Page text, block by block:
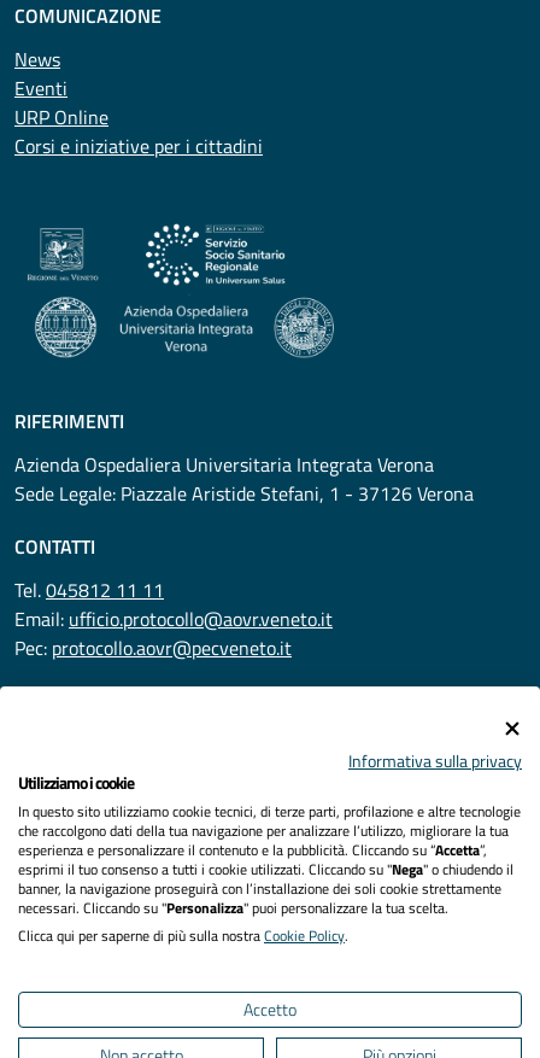
COMUNICAZIONE
News
Eventi
URP Online
Corsi e iniziative per i cittadini
RIFERIMENTI
Azienda Ospedaliera Universitaria Integrata Verona
Sede Legale: Piazzale Aristide Stefani, 1 - 37126 Verona
CONTATTI
Tel.045812 11 11
Email: ufficio.protocollo@aovr.veneto.it
Pec: protocollo.aovr@pecveneto.it
Privacy
Accessibilità
Note legali
Informativa sulla privacy
Utilizziamo i cookie
In questo sito utilizziamo cookie tecnici, di terze parti, profilazione e altre tecnologie
che raccolgono dati della tua navigazione per analizzare l’utilizzo, migliorare la tua
esperienza e personalizzare il contenuto e la pubblicità. Cliccando su “Accetta”,
esprimi il tuo consenso a tutti i cookie utilizzati. Cliccando su "Nega" o chiudendo il
banner, la navigazione proseguirà con l’installazione dei soli cookie strettamente
necessari. Cliccando su "Personalizza" puoi personalizzare la tua scelta.
Clicca qui per saperne di più sulla nostraCookie Policy.
Accetto